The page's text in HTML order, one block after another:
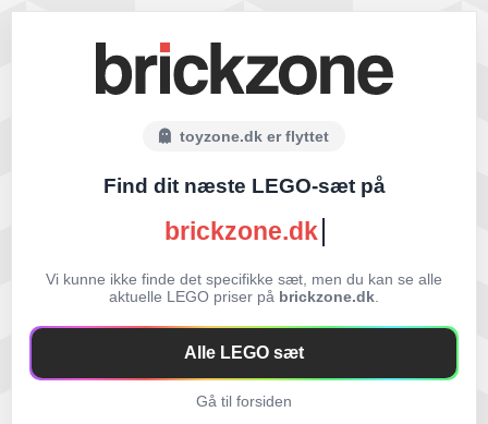
toyzone.dk er flyttet
Find dit næste LEGO-sæt på
brickzone.dk
Vi kunne ikke finde det specifikke sæt, men du kan se alle
aktuelle LEGO priser på brickzone.dk
Alle LEGO sæt
Gå til forsiden